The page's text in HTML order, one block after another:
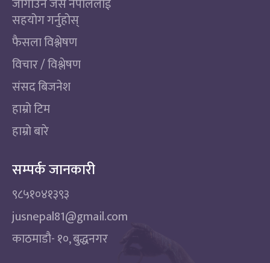
जोगाउन जस नेपाललाई
सहयोग गर्नुहोस्
फैसला विश्लेषण
विचार / विश्लेषण
संसद बिजनेश
हाम्रो टिम
हाम्रो बारे
सम्पर्क जानकारी
९८५१०४१३९३
jusnepal81@gmail.com
काठमाडाै‌- १०, बुद्धनगर